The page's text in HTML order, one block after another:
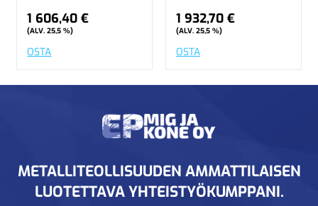
1 606,40 €
(ALV. 25,5 %)
OSTA
1 932,70 €
(ALV. 25,5 %)
OSTA
METALLITEOLLISUUDEN AMMATTILAISEN
LUOTETTAVA YHTEISTYÖKUMPPANI.